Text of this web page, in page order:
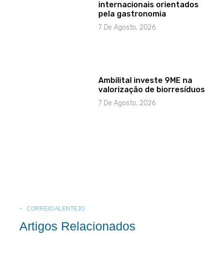
internacionais orientados
pela gastronomia
7 De Agosto, 2026
Ambilital investe 9ME na
valorização de biorresíduos
7 De Agosto, 2026
CORREIO ALENTEJO
Artigos Relacionados